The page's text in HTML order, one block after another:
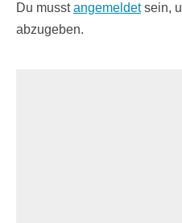
Du musstangemeldetsein,
abzugeben.